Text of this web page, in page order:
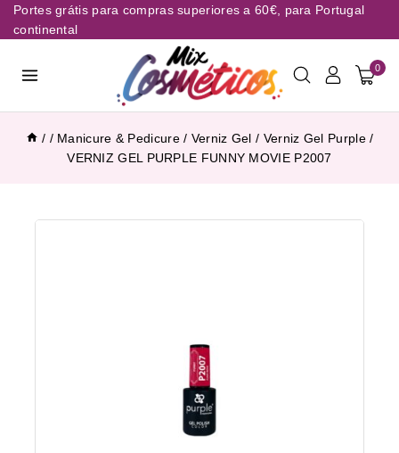
Portes grátis para compras superiores a 60€, para Portugal
continental
0
/ / Manicure & Pedicure / Verniz Gel / Verniz Gel Purple /
VERNIZ GEL PURPLE FUNNY MOVIE P2007